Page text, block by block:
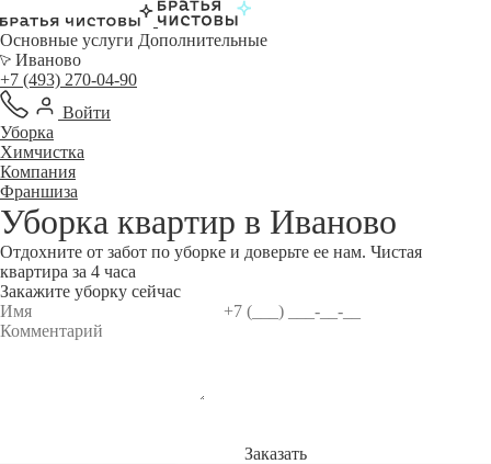
Основные услуги Дополнительные
Иваново
+7 (493) 270-04-90
Войти
Уборка
Химчистка
Компания
Франшиза
Уборка квартир в Иваново
Отдохните от забот по уборке и доверьте ее нам. Чистая
квартира за 4 часа
Закажите уборку сейчас
Заказать